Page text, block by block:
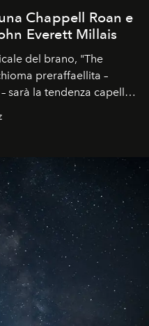
Chappell Roan e
Everett Millais
del brano, "The
preraffaellita –
sarà la tendenza capelli